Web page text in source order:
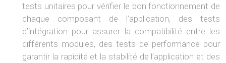
tests unitaires pour vérifier le bon fonctionnement de
chaque composant de l’application, des tests
d’intégration pour assurer la compatibilité entre les
différents modules, des tests de performance pour
garantir la rapidité et la stabilité de l’application et des